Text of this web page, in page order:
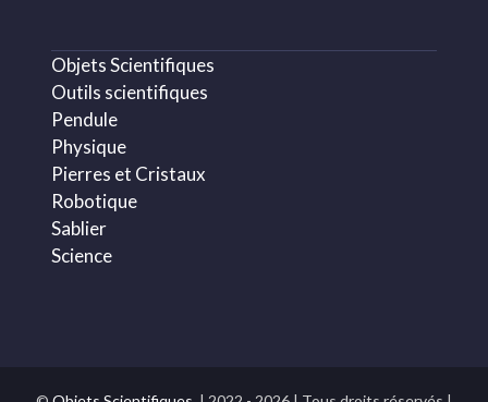
Objets Scientifiques
Outils scientifiques
Pendule
Physique
Pierres et Cristaux
Robotique
Sablier
Science